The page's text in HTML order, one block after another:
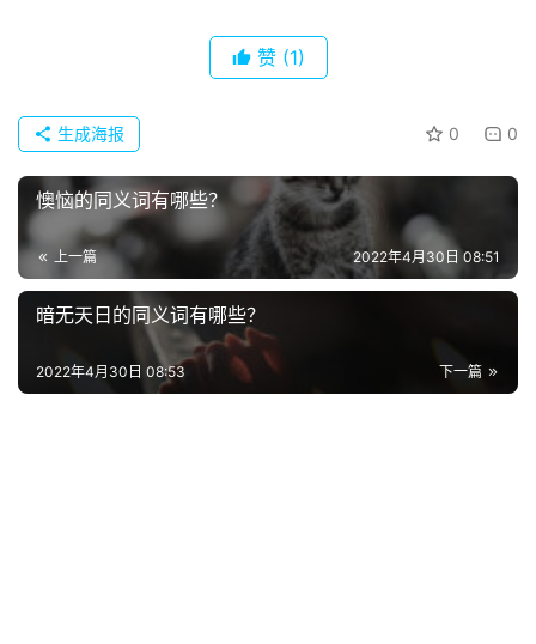
首
页
赞 (1)
0 0
生成海报
懊恼的同义词有哪些？
上一篇 2022年4月30日 08:51
暗无天日的同义词有哪些？
下一篇
2022年4月30日 08:53